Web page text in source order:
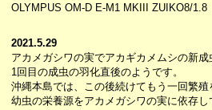
OLYMPUS OM-D E-M1 MKIII ZUIKO8/1.8
2021.5.29
アカメガシワの実でアカギカメムシの新成
1回目の成虫の羽化直後のようです。
沖縄本島では、この後続けてもう一回繁殖
幼虫の栄養源をアカメガシワの実に依存し